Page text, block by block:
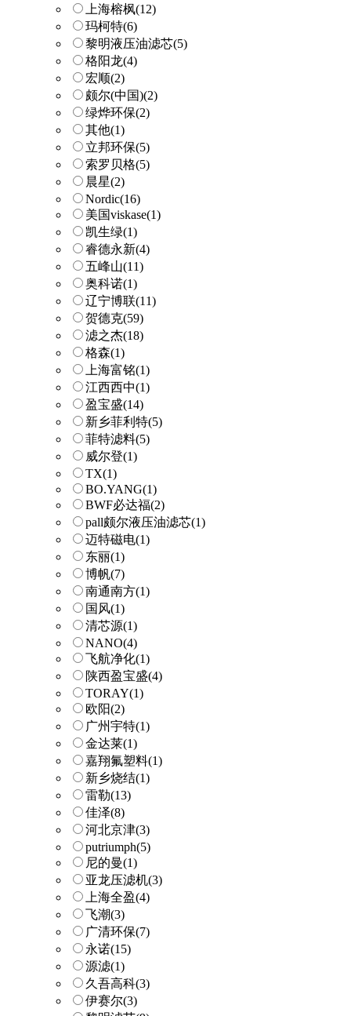
上海榕枫(12)
玛柯特(6)
黎明液压油滤芯(5)
格阳龙(4)
宏顺(2)
颇尔(中国)(2)
绿烨环保(2)
其他(1)
立邦环保(5)
索罗贝格(5)
晨星(2)
Nordic(16)
美国viskase(1)
凯生绿(1)
睿德永新(4)
五峰山(11)
奥科诺(1)
辽宁博联(11)
贺德克(59)
滤之杰(18)
格森(1)
上海富铭(1)
江西西中(1)
盈宝盛(14)
新乡菲利特(5)
菲特滤料(5)
威尔登(1)
TX(1)
BO.YANG(1)
BWF必达福(2)
pall颇尔液压油滤芯(1)
迈特磁电(1)
东丽(1)
博帆(7)
南通南方(1)
国风(1)
清芯源(1)
NANO(4)
飞航净化(1)
陕西盈宝盛(4)
TORAY(1)
欧阳(2)
广州宇特(1)
金达莱(1)
嘉翔氟塑料(1)
新乡烧结(1)
雷勒(13)
佳泽(8)
河北京津(3)
putriumph(5)
尼的曼(1)
亚龙压滤机(3)
上海全盈(4)
飞潮(3)
广清环保(7)
永诺(15)
源滤(1)
久吾高科(3)
伊赛尔(3)